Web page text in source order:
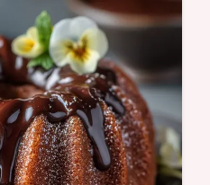
et exotique Une
à réaliser en 15
cocktail sans…